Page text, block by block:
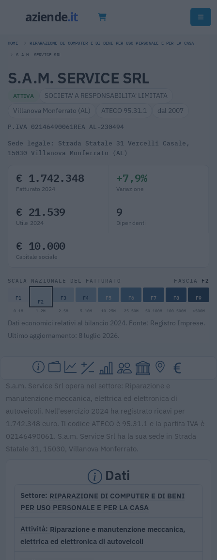
HOME RIPARAZIONE DI COMPUTER E DI BENI PER USO PERSONALE E PER LA CASA
S.A.M. SERVICE SRL
S.A.M. SERVICE SRL
ATTIVA
SOCIETA' A RESPONSABILITA' LIMITATA
Villanova Monferrato (AL)
ATECO 95.31.1 dal 2007
P.IVA 02146490061REA AL-230494
Sede legale: Strada Statale 31 Vercelli Casale,
15030 Villanova Monferrato (AL)
€ 1.742.348
Fatturato 2024
+7,9%
Variazione
€ 21.539
Utile 2024
9
Dipendenti
€ 10.000
Capitale sociale
SCALA NAZIONALE DEL FATTURATO FASCIA F2
F1 F2 F3 F4 F5 F6 F7 F8 F9
0-1M 1-2M 2-5M 5-10M 10-25M 25-50M 50-100M 100-500M >500M
Dati economici relativi al bilancio 2024. Fonte: Registro Imprese.
Ultimo aggiornamento: 8 luglio 2026.
S.a.m. Service Srl opera nel settore: Riparazione e
manutenzione meccanica, elettrica ed elettronica di
autoveicoli. Nell'esercizio 2024 ha registrato ricavi per
1.742.348 euro. Il codice ATECO è 95.31.1 e la partita IVA è
02146490061. S.a.m. Service Srl ha la sua sede in Strada
Statale 31, 15030, Villanova Monferrato.
Dati
Settore RIPARAZIONE DI COMPUTER E DI BENI
PER USO PERSONALE E PER LA CASA
Attività Riparazione e manutenzione meccanica,
elettrica ed elettronica di autoveicoli